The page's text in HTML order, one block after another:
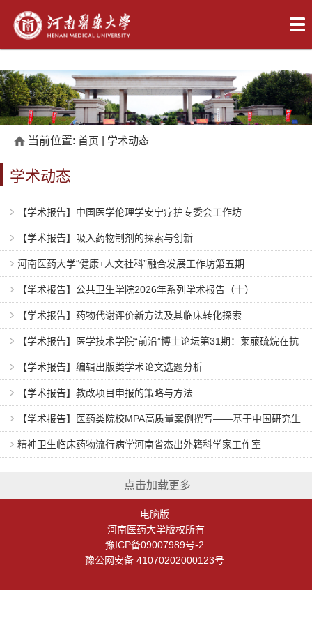
当前位置: 首页 学术动态
学术动态
【学术报告】中国医学伦理学安宁疗护专委会工作坊
【学术报告】吸入药物制剂的探索与创新
河南医药大学“健康+人文社科”融合发展工作坊第五期
【学术报告】公共卫生学院2026年系列学术报告（十）
【学术报告】药物代谢评价新方法及其临床转化探索
【学术报告】医学技术学院“前沿”博士论坛第31期：莱菔硫烷在抗
白血病中的作用和机制
【学术报告】编辑出版类学术论文选题分析
​【学术报告】教改项目申报的策略与方法
​【学术报告】医药类院校MPA高质量案例撰写——基于中国研究生
公共管理案例大赛的分析
精神卫生临床药物流行病学河南省杰出外籍科学家工作室
点击加载更多
电脑版
河南医药大学版权所有
豫ICP备09007989号-2
豫公网安备 41070202000123号